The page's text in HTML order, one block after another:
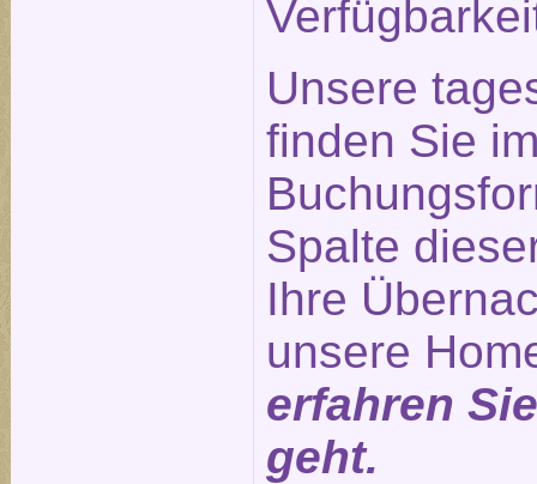
Unsere
finden Sie
Spalte
Ihre
unsere
erfahren
geht.